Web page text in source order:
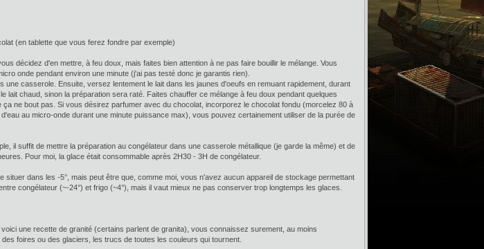
(en tablette que vous ferez fondre par exemple)
décidez d'en mettre, à feu doux, mais faites bien attention à ne pas faire bouillir le mélange. Vous
onde pendant environ une minute (j'ai pas testé donc je garantis rien).
une casserole. Ensuite, versez lentement le lait dans les jaunes d'oeufs en remuant rapidement, durant
lait chaud, sinon la préparation sera raté. Faites chauffer ce mélange à feu doux pendant quelques
ne bout pas. Si vous désirez parfumer avec du chocolat, incorporez le chocolat fondu (morcelez 80 à
au micro-onde durant une minute puissance max), vous pouvez certainement utiliser de la purée de
il suffit de mettre la préparation au congélateur dans une casserole métallique (je garde la même) et de
Pour moi, la glace était consommable après 2H30 - 3H de congélateur.
situer dans les -5°, mais peut être que, comme moi, vous n'avez aucun appareil de stockage permettant
congélateur (~-24°) et frigo (~4°), mais il vaut mieux ne pas conserver trop longtemps les glaces.
une recette de granité (certains parlent de granita), vous connaissez surement, au moins
foires ou des glaciers, les trucs de toutes les couleurs qui tournent.